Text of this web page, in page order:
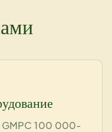
GMPC 100 000-